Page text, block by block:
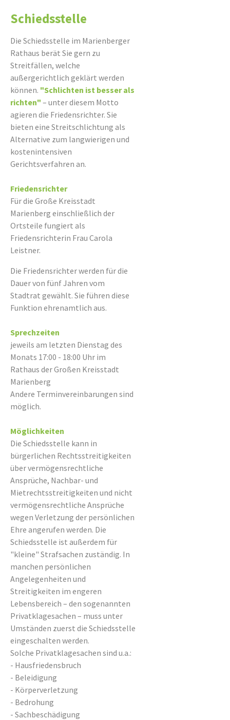
Schiedsstelle
Die Schiedsstelle im Marienberger
Rathaus berät Sie gern zu
Streitfällen, welche
außergerichtlich geklärt werden
können. "Schlichten ist besser als
richten" – unter diesem Motto
agieren die Friedensrichter. Sie
bieten eine Streitschlichtung als
Alternative zum langwierigen und
kostenintensiven
Gerichtsverfahren an.
Friedensrichter
Für die Große Kreisstadt
Marienberg einschließlich der
Ortsteile fungiert als
Friedensrichterin Frau Carola
Leistner.
Die Friedensrichter werden für die
Dauer von fünf Jahren vom
Stadtrat gewählt. Sie führen diese
Funktion ehrenamtlich aus.
Sprechzeiten
jeweils am letzten Dienstag des
Monats 17:00 - 18:00 Uhr im
Rathaus der Großen Kreisstadt
Marienberg
Andere Terminvereinbarungen sind
möglich.
Möglichkeiten
Die Schiedsstelle kann in
bürgerlichen Rechtsstreitigkeiten
über vermögensrechtliche
Ansprüche, Nachbar- und
Mietrechtsstreitigkeiten und nicht
vermögensrechtliche Ansprüche
wegen Verletzung der persönlichen
Ehre angerufen werden. Die
Schiedsstelle ist außerdem für
"kleine" Strafsachen zuständig. In
manchen persönlichen
Angelegenheiten und
Streitigkeiten im engeren
Lebensbereich – den sogenannten
Privatklagesachen – muss unter
Umständen zuerst die Schiedsstelle
eingeschalten werden.
Solche Privatklagesachen sind u.a.:
- Hausfriedensbruch
- Beleidigung
- Körperverletzung
- Bedrohung
- Sachbeschädigung